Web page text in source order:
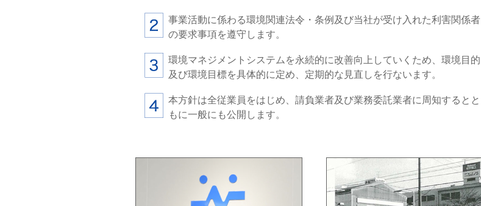
事業活動に係わる環境関連法令・条例及び当社が受け入れた利害関係者
の要求事項を遵守します。
環境マネジメントシステムを永続的に改善向上していくため、環境目的
及び環境目標を具体的に定め、定期的な見直しを行ないます。
本方針は全従業員をはじめ、請負業者及び業務委託業者に周知するとと
もに一般にも公開します。